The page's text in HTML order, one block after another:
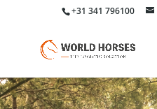
+31 341 796100